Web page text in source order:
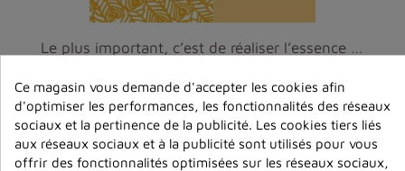
Le plus important, c’est de réaliser l’essence de ...
ajouter au
panier
Ce magasin vous demande d'accepter les cookies afin
d'optimiser les performances, les fonctionnalités des réseaux
sociaux et la pertinence de la publicité. Les cookies tiers liés
aux réseaux sociaux et à la publicité sont utilisés pour vous
offrir des fonctionnalités optimisées sur les réseaux sociaux,